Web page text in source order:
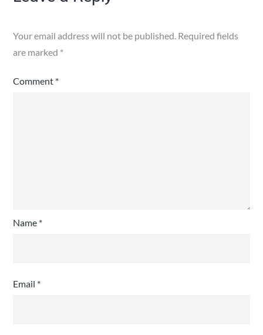
Your email address will not be published. Required fields
are marked *
Comment *
Name *
Email *